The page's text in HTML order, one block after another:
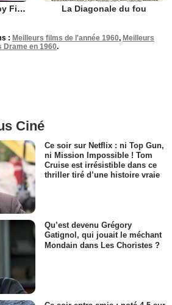
A la recherche de Bobby Fischer La Diagonale du fou
: Meilleurs films de l'année 1960, Meilleurs
Drame en 1960.
Ciné
Ce soir sur Netflix : ni Top Gun,
ni Mission Impossible ! Tom
Cruise est irrésistible dans ce
thriller tiré d’une histoire vraie
Qu’est devenu Grégory
Gatignol, qui jouait le méchant
Mondain dans Les Choristes ?